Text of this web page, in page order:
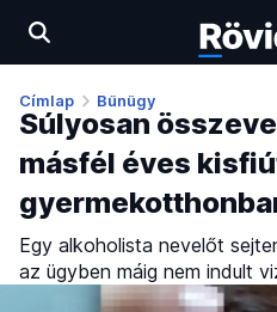
Címlap Bűnügy
Súlyosan
másfél éves
Egy alkoholista nevelőt
az ügyben máig nem indult